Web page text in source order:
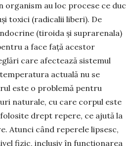
organism au loc procese ce duc
toxici (radicalii liberi). De
(tiroida și suprarenala)
a face față aces­tor
care afectează sistemul
actuală nu se
este o pro­blemă pentru
naturale, cu care corpul este
drept repere, ce ajută la
Atunci când reperele lipsesc,
fizic, inclusiv în funcționarea